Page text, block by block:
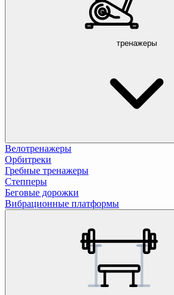
тренажеры
Велотренажеры
Орбитреки
Гребные тренажеры
Степперы
Беговые дорожки
Вибрационные платформы